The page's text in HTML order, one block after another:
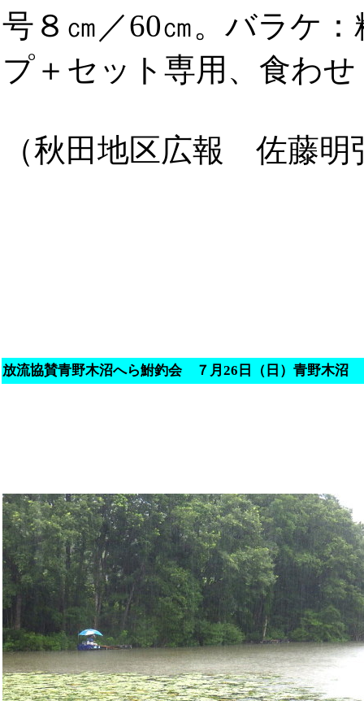
号８㎝／60㎝。バラケ
プ＋セット専用、食わ
（秋田地区広報 佐藤明
放流協賛青野木沼へら鮒釣会 ７月26日（日）青野木沼